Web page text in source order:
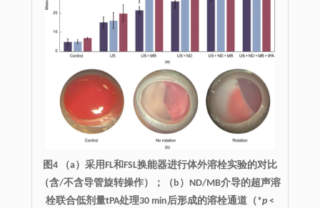
图4 （a）采用FL和FSL换能器进行体外溶栓实验的对比
（含/不含导管旋转操作）；（b）ND/MB介导的超声溶
栓联合低剂量tPA处理30 min后形成的溶栓通道（*p<